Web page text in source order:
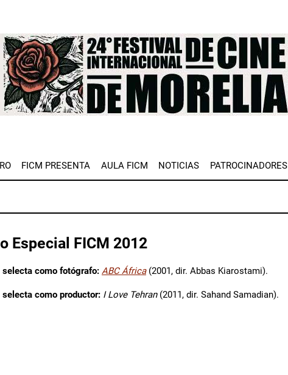
Image
FICM PRESENTA AULA FICM NOTICIAS PATROCINADORES
Especial FICM 2012
selecta como fotógrafo: ABC África (2001, dir. Abbas Kiarostami).
como productor: I Love Tehran (2011, dir. Sahand Samadian).